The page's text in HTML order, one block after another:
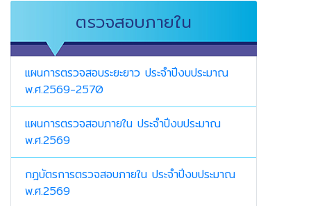
ตรวจสอบภายใน
แผนการตรวจสอบระยะยาว ประจำปีงบประมาณ
พ.ศ.2569-2570
แผนการตรวจสอบภายใน ประจำปีงบประมาณ
พ.ศ.2569
กฎบัตรการตรวจสอบภายใน ประจำปีงบประมาณ
พ.ศ.2569